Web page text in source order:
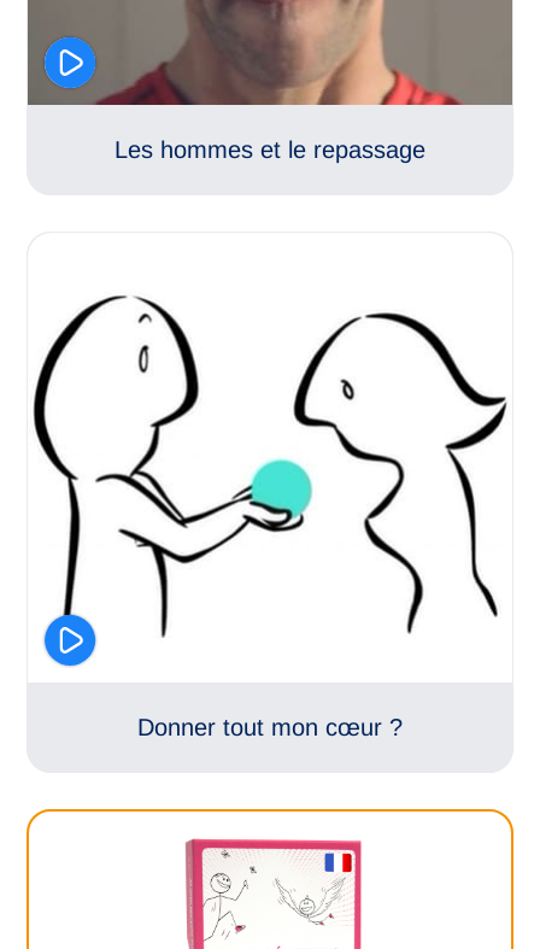
Les hommes et le repassage
Vie de couple
Donner tout mon cœur ?